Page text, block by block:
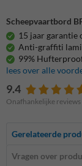
Scheepvaartbord
15 jaar garantie
Anti-graffiti
99%
lees over alle
9.4
Onafhankelijke
Gerelateerde
Vragen over